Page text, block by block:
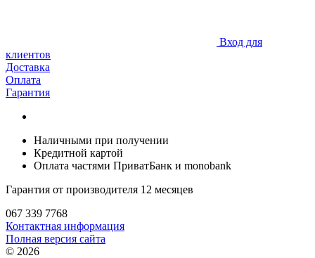
Вход для
клиентов
Доставка
Оплата
Гарантия
Наличными при получении
Кредитной картой
Оплата частями ПриватБанк и monobank
Гарантия от производителя 12 месяцев
067 339 7768
Контактная информация
Полная версия сайта
© 2026